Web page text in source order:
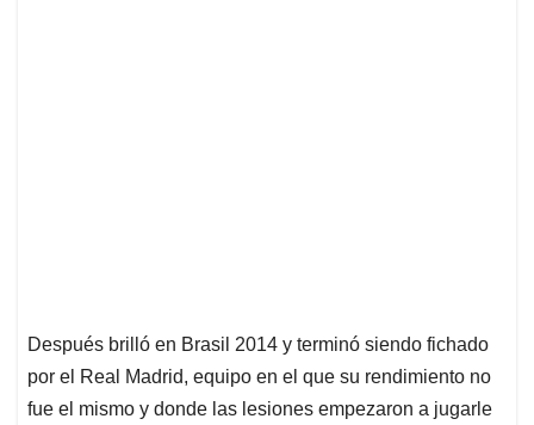
Después brilló en Brasil 2014 y terminó siendo fichado
por el Real Madrid, equipo en el que su rendimiento no
fue el mismo y donde las lesiones empezaron a jugarle